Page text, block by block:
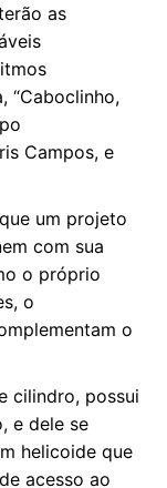
as
“Caboclinho,
Campos, e
um projeto
com sua
o próprio
o
o
cilindro, possui
e dele se
helicoide que
acesso ao